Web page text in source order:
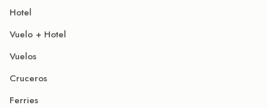
Hotel
Vuelo + Hotel
Vuelos
Cruceros
Ferries